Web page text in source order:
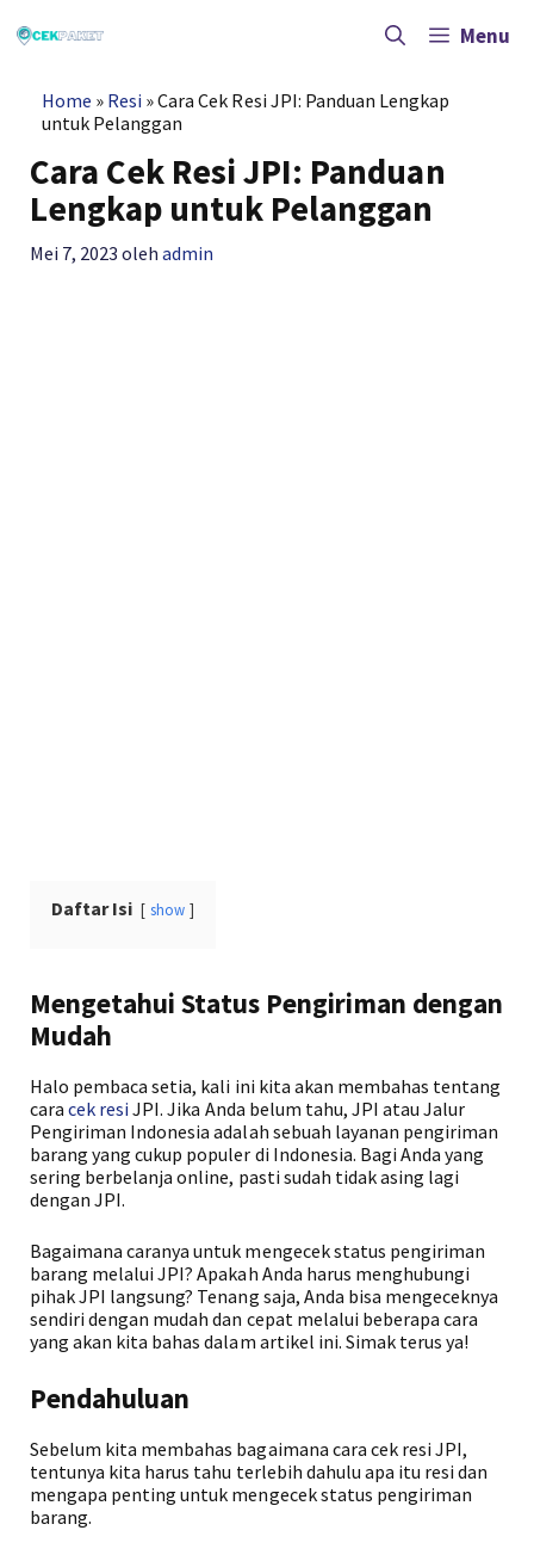
ke
Menu
Home » Resi »Cara Cek Resi JPI: Panduan Lengkap
untuk Pelanggan
Cara Cek Resi JPI: Panduan
Lengkap untuk Pelanggan
Mei 7, 2023 olehadmin
Daftar Isi show
Mengetahui Status Pengiriman dengan
Mudah
Halo pembaca setia, kali ini kita akan membahas tentang
caracek resi JPI. Jika Anda belum tahu, JPI atau Jalur
Pengiriman Indonesia adalah sebuah layanan pengiriman
barang yang cukup populer di Indonesia. Bagi Anda yang
sering berbelanja online, pasti sudah tidak asing lagi
dengan JPI.
Bagaimana caranya untuk mengecek status pengiriman
barang melalui JPI? Apakah Anda harus menghubungi
pihak JPI langsung? Tenang saja, Anda bisa mengeceknya
sendiri dengan mudah dan cepat melalui beberapa cara
yang akan kita bahas dalam artikel ini. Simak terus ya!
Pendahuluan
Sebelum kita membahas bagaimana cara cek resi JPI,
tentunya kita harus tahu terlebih dahulu apa itu resi dan
mengapa penting untuk mengecek status pengiriman
barang.